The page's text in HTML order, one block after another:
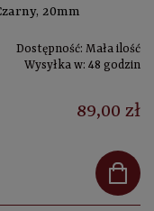
20mm
Dostępność: Mała ilość
Wysyłka w: 48 godzin
89,00 zł